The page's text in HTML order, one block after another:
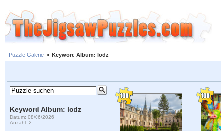
Puzzle Galerie » Keyword Album: lodz
Keyword Album: lodz
Datum: 08/06/2026
Anzahl: 2